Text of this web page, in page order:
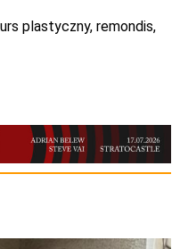
plastyczny, remondis,